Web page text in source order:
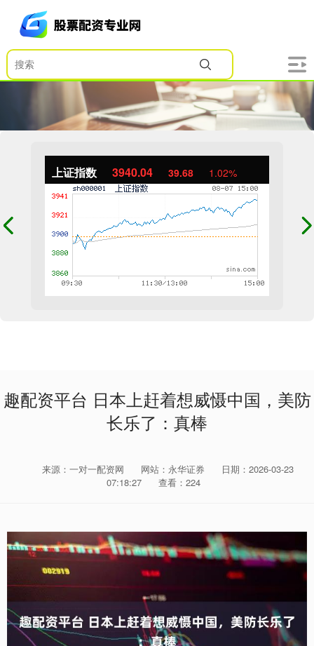
上证指数 3940.04 39.68 1.02%
趣配资平台 日本上赶着想威慑中国，美防
长乐了：真棒
来源：一对一配资网 网站：永华证券
日期：2026-03-23
07:18:27
查看：224